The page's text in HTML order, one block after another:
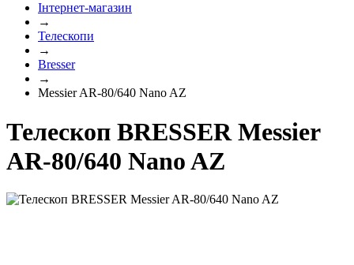
Інтернет-магазин
→
Телескопи
→
Bresser
→
Messier AR-80/640 Nano AZ
Телескоп BRESSER Messier
AR-80/640 Nano AZ